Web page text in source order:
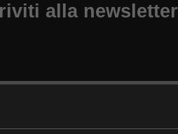
alla newsletter